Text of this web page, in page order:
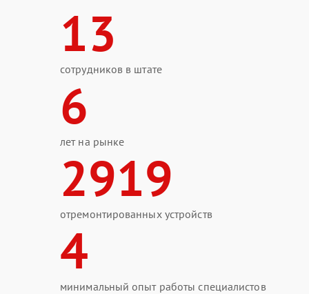
13
сотрудников в штате
6
лет на рынке
2919
отремонтированных устройств
4
минимальный опыт работы специалистов